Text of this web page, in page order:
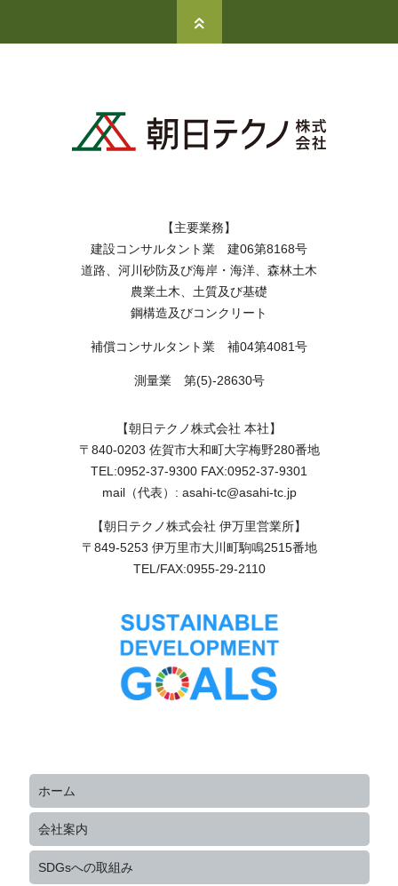
【主要業務】
建設コンサルタント業 建06第8168号
道路、河川砂防及び海岸・海洋、森林土木
農業土木、土質及び基礎
鋼構造及びコンクリート
補償コンサルタント業 補04第4081号
測量業 第(5)-28630号
【朝日テクノ株式会社 本社】
〒840-0203 佐賀市大和町大字梅野280番地
TEL:0952-37-9300 FAX:0952-37-9301
mail（代表）: asahi-tc@asahi-tc.jp
【朝日テクノ株式会社 伊万里営業所】
〒849-5253 伊万里市大川町駒鳴2515番地
TEL/FAX:0955-29-2110
ホーム
会社案内
SDGsへの取組み